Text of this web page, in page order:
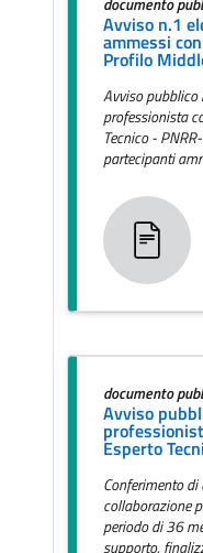
documento
Avviso n.1
ammessi
Profilo
Avviso
professionista
Tecnico -
partecipanti
documento
Avviso
Esperto
Conferimento
collaborazione
periodo di 36
supporto,